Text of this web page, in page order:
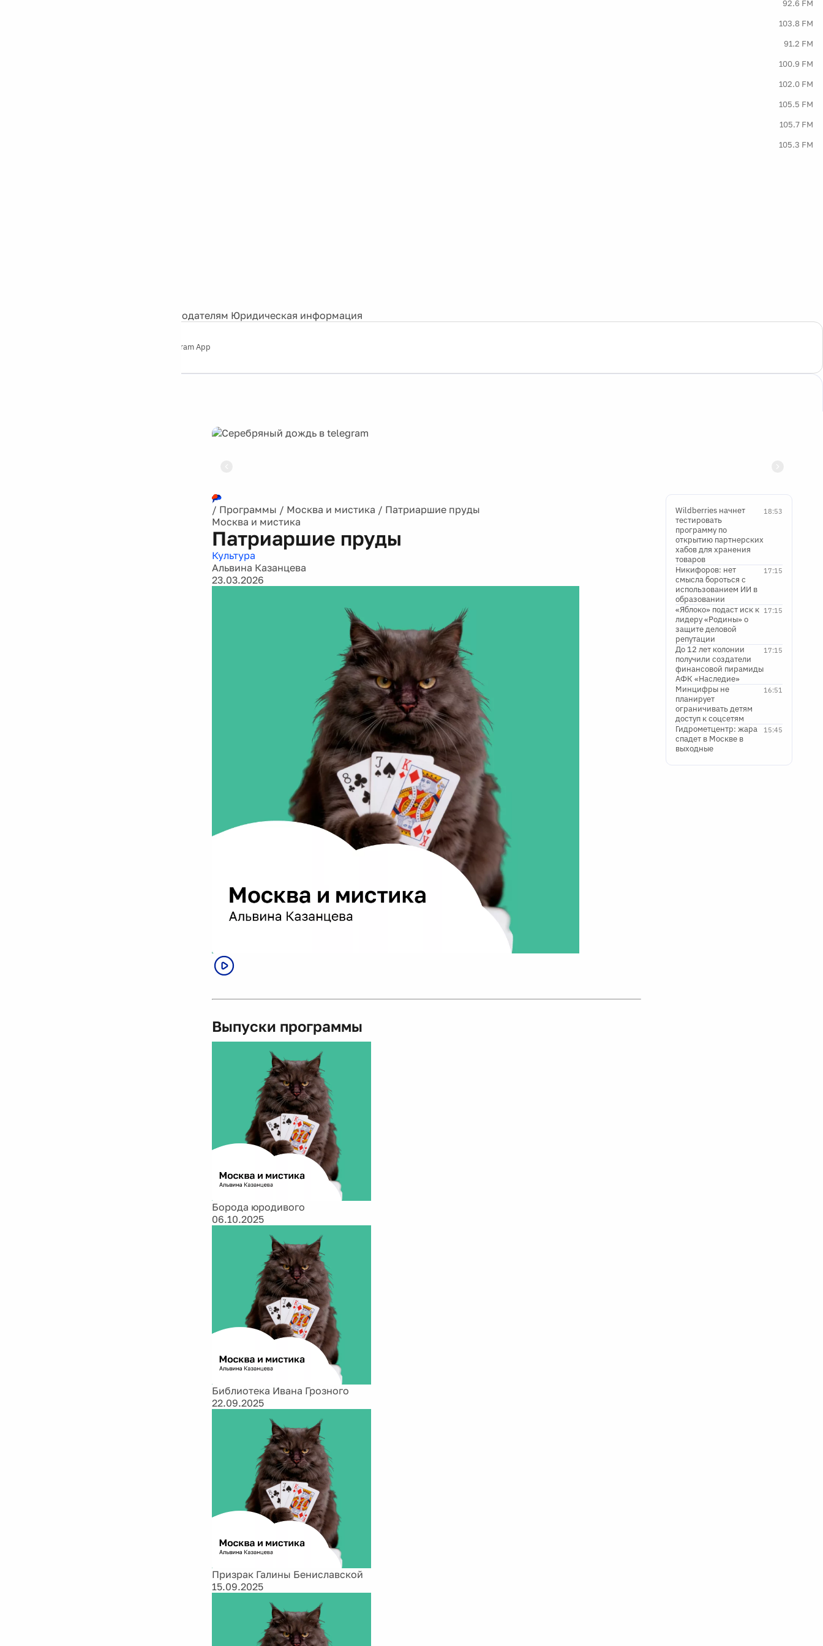
92.6 FM
103.8 FM
91.2 FM
100.9 FM
102.0 FM
105.5 FM
105.7 FM
105.3 FM
Рекламодателям Юридическая информация
Telegram App
/ Программы / Москва и мистика / Патриаршие пруды
Москва и мистика
Патриаршие пруды
Культура
Альвина Казанцева
23.03.2026
Выпуски программы
Борода юродивого
06.10.2025
Библиотека Ивана Грозного
22.09.2025
Призрак Галины Бениславской
15.09.2025
18:53
Wildberries начнет
тестировать
программу по
открытию партнерских
хабов для хранения
товаров
17:15
Никифоров: нет
смысла бороться с
использованием ИИ в
образовании
17:15
«Яблоко» подаст иск к
лидеру «Родины» о
защите деловой
репутации
17:15
До 12 лет колонии
получили создатели
финансовой пирамиды
АФК «Наследие»
16:51
Минцифры не
планирует
ограничивать детям
доступ к соцсетям
15:45
Гидрометцентр: жара
спадет в Москве в
выходные